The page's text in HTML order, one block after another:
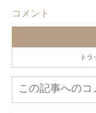
コメント
ト
この記事へのコ